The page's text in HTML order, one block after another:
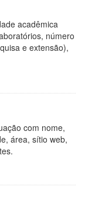
acadêmica
número
e extensão),
com nome,
área, sítio web,